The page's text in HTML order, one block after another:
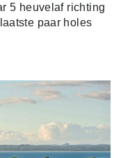
5 heuvelaf richting
paar holes